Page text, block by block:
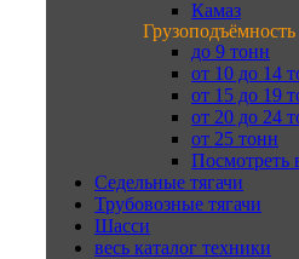
Камаз
Грузоподъёмность
до 9 тонн
от 10 до 14
от 15 до 19
от 20 до 24
от 25 тонн
Посмотреть
Седельные тягачи
Трубовозные тягачи
Шасси
весь каталог техники